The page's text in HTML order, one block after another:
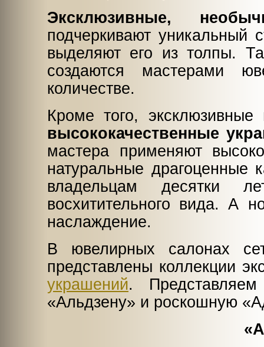
Эксклюзивные,
подчеркивают уникальный
выделяют его из толпы.
создаются мастерами
количестве.
Кроме того,
высококачественные
мастера применяют
натуральные драгоценные
владельцам десятки
восхитительного вида. А
наслаждение.
В ювелирных салонах
представлены коллекции
украшений.
«Альдзену» и роскошную